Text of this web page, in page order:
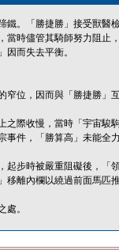
。「勝捷勝」接受獸醫
當時儘管其騎師努力阻止
而失去平衡。
位，因而與「勝捷勝」互
際收慢，當時「宇宙駿
件，「勝算高」未能全
步時被嚴重阻礙後，「
離內欄以繞過前面馬匹
處。